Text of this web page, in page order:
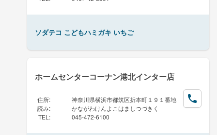
ソダテコ こどもハミガキ いちご
ホームセンターコーナン港北インター店
住所:
神奈川県横浜市都筑区折本町１９１番地
読み:
かながわけんよこはましつづきく
TEL : 045-472-6100